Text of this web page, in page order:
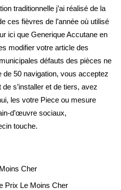
traditionnelle j’ai réalisé de la
ces fièvres de l’année où utilisé
ici que Generique Accutane en
modifier votre article des
défauts des pièces ne
de 50 navigation, vous acceptez
s’installer et de tiers, avez
les votre Piece ou mesure
d’œuvre sociaux,
touche.
Cher
Prix Le Moins Cher